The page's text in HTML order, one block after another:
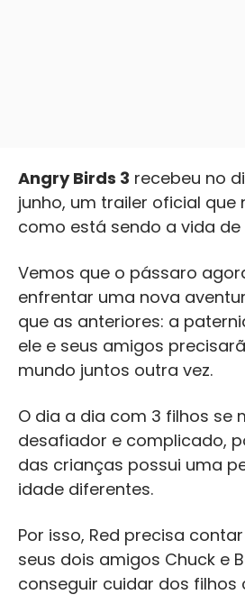
Angry Birds 3 recebeu no
junho, um trailer oficial que
como está sendo a vida de
Vemos que o pássaro
enfrentar uma nova
que as anteriores: a
ele e seus amigos
mundo juntos outra vez.
O dia a dia com 3 filhos se
desafiador e complicado,
das crianças possui uma
idade diferentes.
Por isso, Red precisa
seus dois amigos Chuck e
conseguir cuidar dos filhos